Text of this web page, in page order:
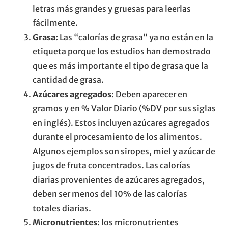
letras más grandes y gruesas para leerlas
fácilmente.
Grasa: Las “calorías de grasa” ya no están en la
etiqueta porque los estudios han demostrado
que es más importante el tipo de grasa que la
cantidad de grasa.
Azúcares agregados: Deben aparecer en
gramos y en % Valor Diario (%DV por sus siglas
en inglés). Estos incluyen azúcares agregados
durante el procesamiento de los alimentos.
Algunos ejemplos son siropes, miel y azúcar de
jugos de fruta concentrados. Las calorías
diarias provenientes de azúcares agregados,
deben ser menos del 10% de las calorías
totales diarias.
Micronutrientes: los micronutrientes